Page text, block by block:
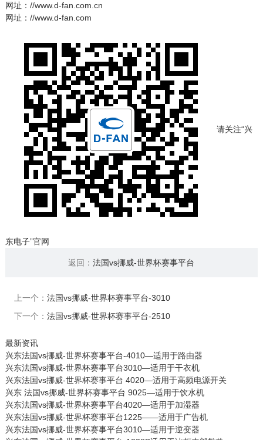
网址：//www.d-fan.com.cn
网址：//www.d-fan.com
请关注“兴
东电子”官网
返回：法国vs挪威-世界杯赛事平台
上一个： 法国vs挪威-世界杯赛事平台-3010
下一个： 法国vs挪威-世界杯赛事平台-2510
最新资讯
兴东法国vs挪威-世界杯赛事平台-4010—适用于路由器
兴东法国vs挪威-世界杯赛事平台3010—适用于干衣机
兴东法国vs挪威-世界杯赛事平台 4020—适用于高频电源开关
兴东 法国vs挪威-世界杯赛事平台 9025—适用于饮水机
兴东法国vs挪威-世界杯赛事平台4020—适用于加湿器
兴东法国vs挪威-世界杯赛事平台1225——适用于广告机
兴东法国vs挪威-世界杯赛事平台3010—适用于逆变器